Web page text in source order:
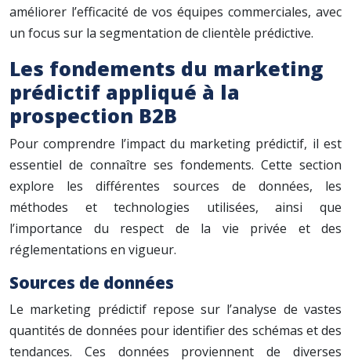
améliorer l’efficacité de vos équipes commerciales, avec
un focus sur la segmentation de clientèle prédictive.
Les fondements du marketing
prédictif appliqué à la
prospection B2B
Pour comprendre l’impact du marketing prédictif, il est
essentiel de connaître ses fondements. Cette section
explore les différentes sources de données, les
méthodes et technologies utilisées, ainsi que
l’importance du respect de la vie privée et des
réglementations en vigueur.
Sources de données
Le marketing prédictif repose sur l’analyse de vastes
quantités de données pour identifier des schémas et des
tendances. Ces données proviennent de diverses